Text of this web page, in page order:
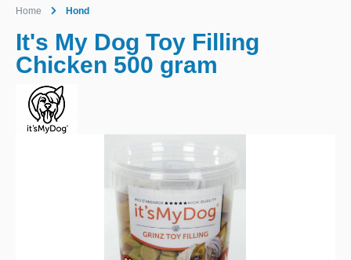
Home Hond
It's My Dog Toy Filling
Chicken 500 gram